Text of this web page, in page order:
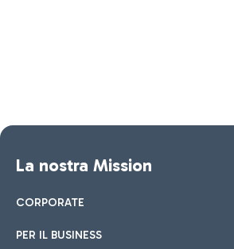
La nostra Mission
CORPORATE
PER IL BUSINESS